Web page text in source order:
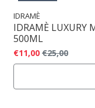
IDRAMÈ
IDRAMÈ LUXURY
500ML
€11,00 €25,00